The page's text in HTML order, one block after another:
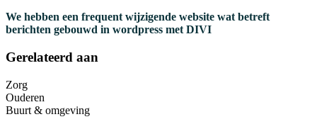
We hebben een frequent wijzigende website wat betreft
berichten gebouwd in wordpress met DIVI
Gerelateerd aan
Zorg
Ouderen
Buurt & omgeving